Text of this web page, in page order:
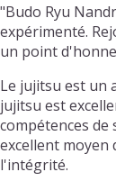
"Budo Ryu
expérimenté.
un point
Le jujitsu est un
jujitsu est
compétences
excellent moyen
l'intégrité.